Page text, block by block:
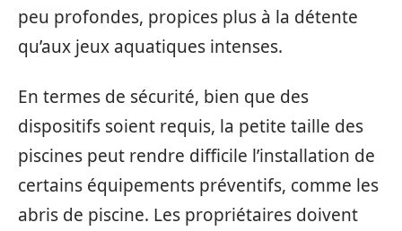
peu profondes, propices plus à la détente
qu’aux jeux aquatiques intenses.
En termes de sécurité, bien que des
dispositifs soient requis, la petite taille des
piscines peut rendre difficile l’installation de
certains équipements préventifs, comme les
abris de piscine. Les propriétaires doivent